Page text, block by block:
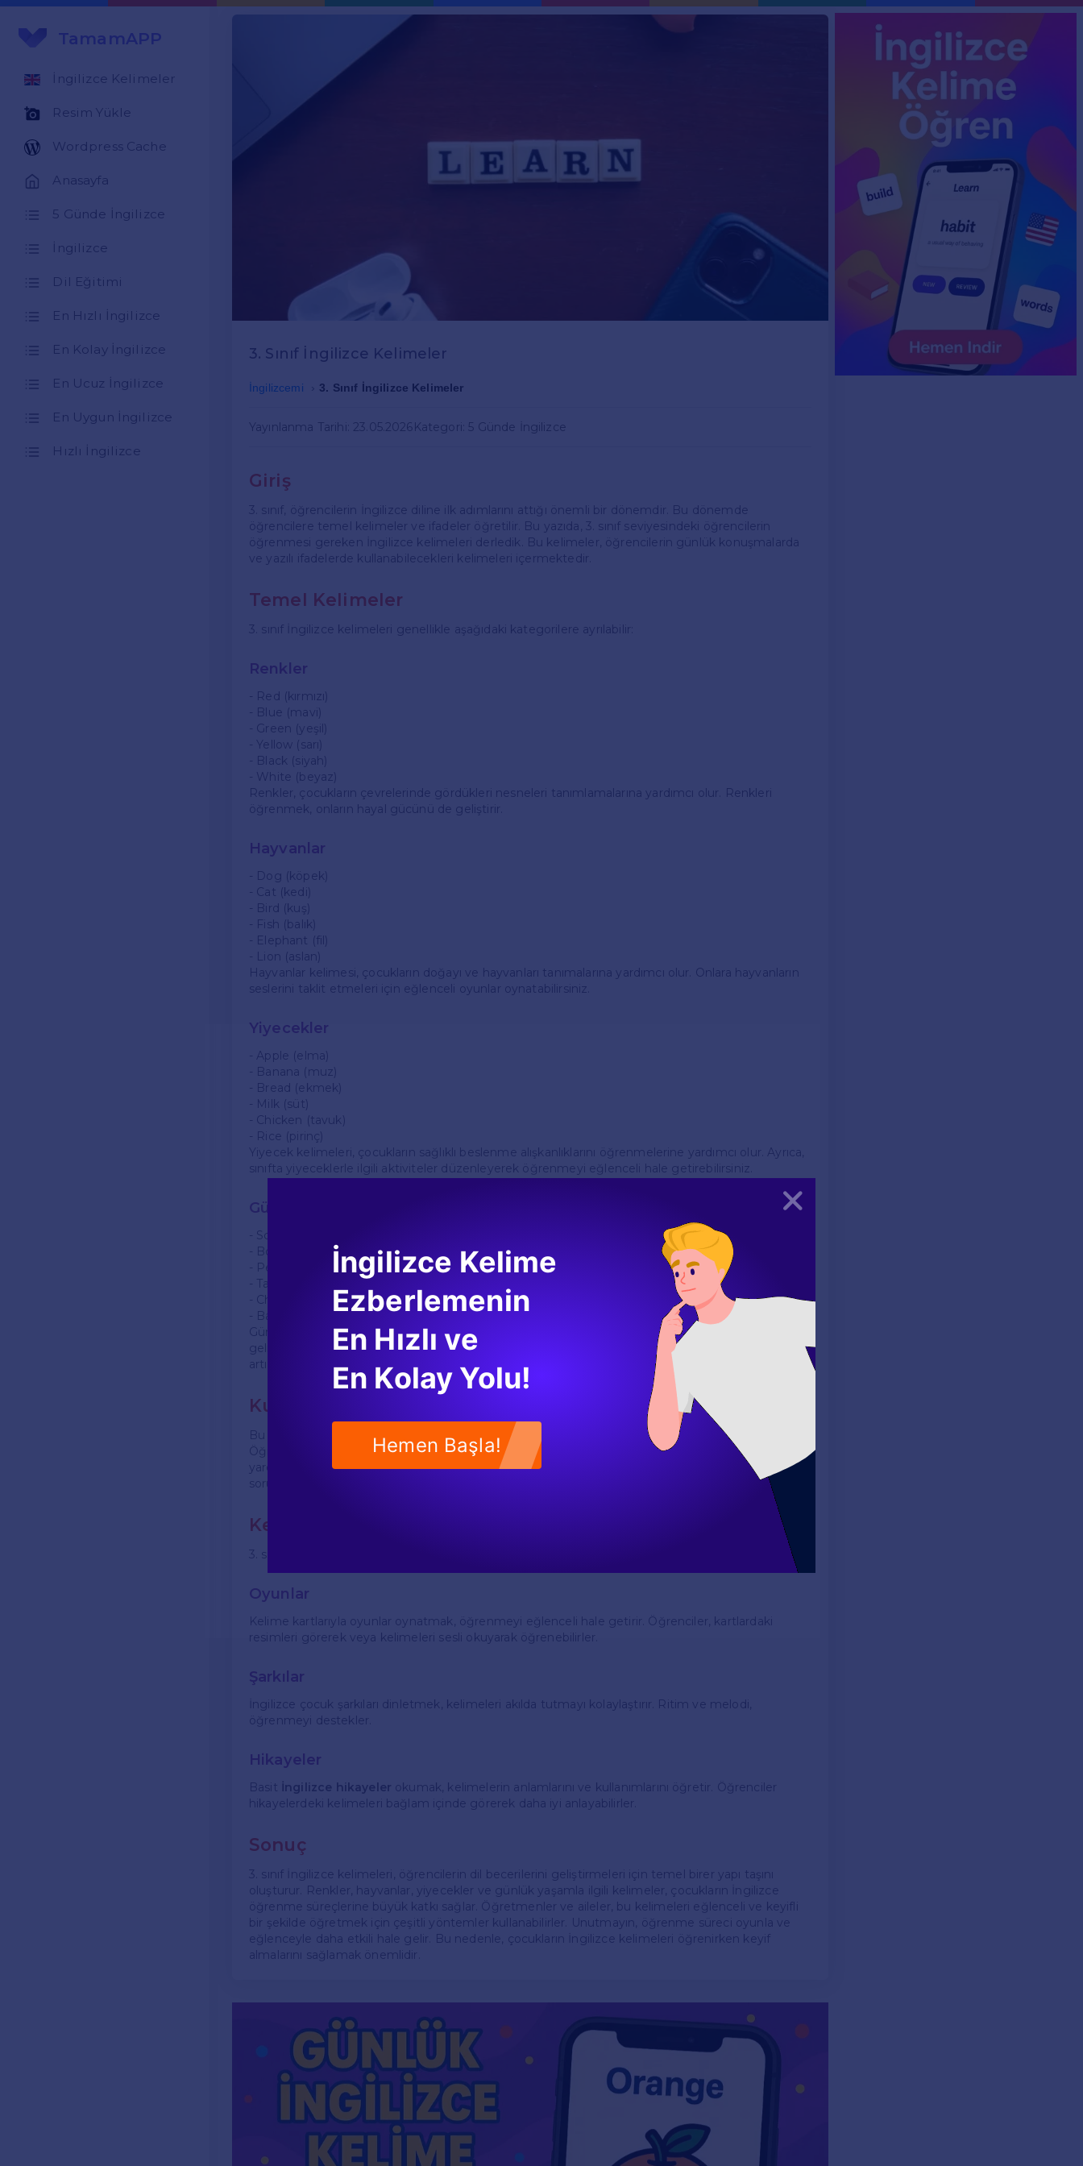
TamamAPP
İngilizce Kelimeler
Resim Yükle
Wordpress Cache
Anasayfa
5 Günde İngilizce
İngilizce
Dil Eğitimi
En Hızlı İngilizce
En Kolay İngilizce
En Ucuz İngilizce
En Uygun İngilizce
Hızlı İngilizce
3. Sınıf İngilizce Kelimeler
İngilizcemi 3. Sınıf İngilizce Kelimeler
Yayınlanma Tarihi: 23.05.2026 Kategori: 5 Günde İngilizce
Giriş
3. sınıf, öğrencilerin İngilizce diline ilk adımlarını attığı önemli bir dönemdir. Bu dönemde
öğrencilere temel kelimeler ve ifadeler öğretilir. Bu yazıda, 3. sınıf seviyesindeki öğrencilerin
öğrenmesi gereken İngilizce kelimeleri derledik. Bu kelimeler, öğrencilerin günlük konuşmalarda
ve yazılı ifadelerde kullanabilecekleri kelimeleri içermektedir.
Temel Kelimeler
3. sınıf İngilizce kelimeleri genellikle aşağıdaki kategorilere ayrılabilir:
Renkler
- Red (kırmızı)
- Blue (mavi)
- Green (yeşil)
- Yellow (sarı)
- Black (siyah)
- White (beyaz)
Renkler, çocukların çevrelerinde gördükleri nesneleri tanımlamalarına yardımcı olur. Renkleri
öğrenmek, onların hayal gücünü de geliştirir.
Hayvanlar
- Dog (köpek)
- Cat (kedi)
- Bird (kuş)
- Fish (balık)
- Elephant (fil)
- Lion (aslan)
Hayvanlar kelimesi, çocukların doğayı ve hayvanları tanımalarına yardımcı olur. Onlara hayvanların
seslerini taklit etmeleri için eğlenceli oyunlar oynatabilirsiniz.
Yiyecekler
- Apple (elma)
- Banana (muz)
- Bread (ekmek)
- Milk (süt)
- Chicken (tavuk)
- Rice (pirinç)
Yiyecek kelimeleri, çocukların sağlıklı beslenme alışkanlıklarını öğrenmelerine yardımcı olur. Ayrıca,
sınıfta yiyeceklerle ilgili aktiviteler düzenleyerek öğrenmeyi eğlenceli hale getirebilirsiniz.
Günlük Hayat
- School (okul)
- Book (kitap)
- Pen (kalem)
- Table (masa)
- Chair (sandalye)
- Bag (çanta)
Günlük hayatta sıkça kullanılan nesneleri öğrenmek, çocukların İngilizce konuşma becerilerini
geliştirmelerine yardımcı olur. Bu nesneleri tanımlamak, onların hayal gücünü ve dil becerilerini
artırır.
Kullanım Alanları
Bu kelimeler, öğrencilerin günlük hayatlarında sıkça karşılaştıkları nesneleri ve kavramları içerir.
Öğrencilerin bu kelimeleri öğrenmeleri, İngilizce konuşma ve yazma becerilerini geliştirmelerine
yardımcı olur. Örneğin, öğrenciler "What is your favorite color?" (En sevdiğin renk nedir?) gibi basit
sorular sorarak iletişim kurabilirler.
Kelime Öğrenme Yöntemleri
3. sınıf öğrencileri için kelime öğrenme süreci eğlenceli ve etkileşimli olmalıdır. İşte bazı öneriler:
Oyunlar
Kelime kartlarıyla oyunlar oynatmak, öğrenmeyi eğlenceli hale getirir. Öğrenciler, kartlardaki
resimleri görerek veya kelimeleri sesli okuyarak öğrenebilirler.
Şarkılar
İngilizce çocuk şarkıları dinletmek, kelimeleri akılda tutmayı kolaylaştırır. Ritim ve melodi,
öğrenmeyi destekler.
Hikayeler
Basit İngilizce hikayeler okumak, kelimelerin anlamlarını ve kullanımlarını öğretir. Öğrenciler
hikayelerdeki kelimeleri bağlam içinde görerek daha iyi anlayabilirler.
Sonuç
3. sınıf İngilizce kelimeleri, öğrencilerin dil becerilerini geliştirmeleri için temel birer yapı taşını
oluşturur. Renkler, hayvanlar, yiyecekler ve günlük yaşamla ilgili kelimeler, çocukların İngilizce
öğrenme süreçlerine büyük katkı sağlar. Öğretmenler ve aileler, bu kelimeleri eğlenceli ve keyifli
bir şekilde öğretmek için çeşitli yöntemler kullanabilirler. Unutmayın, öğrenme süreci oyunla ve
eğlenceyle daha etkili hale gelir. Bu nedenle, çocukların İngilizce kelimeleri öğrenirken keyif
almalarını sağlamak önemlidir.
Kapat
İngilizce Kelime
Ezberlemenin
En Hızlı ve
En Kolay Yolu!
Hemen Başla!